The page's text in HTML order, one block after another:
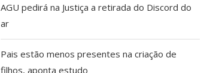
AGU pedirá na Justiça a retirada do Discord do
ar
Pais estão menos presentes na criação de
filhos, aponta estudo